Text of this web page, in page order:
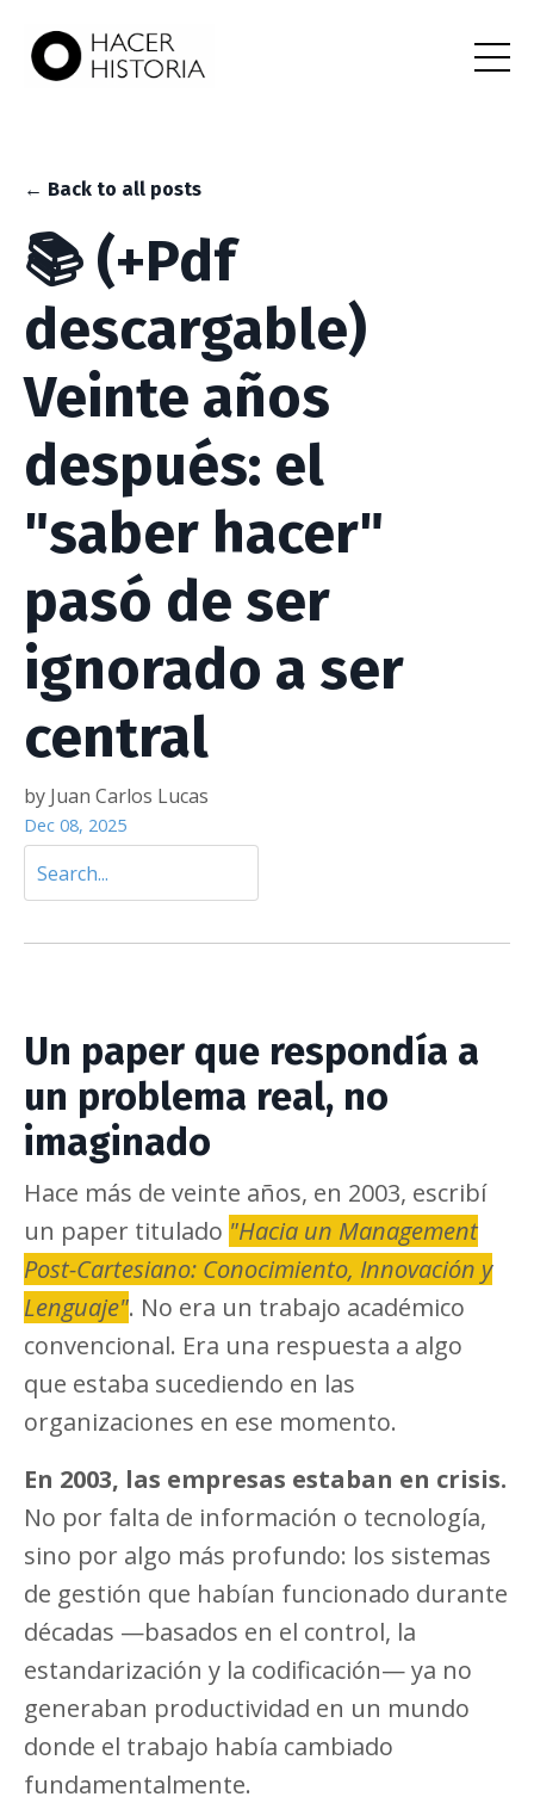
← Back to all posts
📚 (+Pdf
descargable)
Veinte años
después: el
"saber hacer"
pasó de ser
ignorado a ser
central
by Juan Carlos Lucas
Dec 08, 2025
Un paper que respondía a
un problema real, no
imaginado
Hace más de veinte años, en 2003, escribí
un paper titulado "Hacia un Management
Post-Cartesiano: Conocimiento, Innovación y
Lenguaje". No era un trabajo académico
convencional. Era una respuesta a algo
que estaba sucediendo en las
organizaciones en ese momento.
En 2003, las empresas estaban en crisis.
No por falta de información o tecnología,
sino por algo más profundo: los sistemas
de gestión que habían funcionado durante
décadas —basados en el control, la
estandarización y la codificación— ya no
generaban productividad en un mundo
donde el trabajo había cambiado
fundamentalmente.